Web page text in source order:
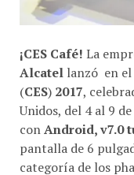
¡CES Café! La
Alcatel lanzó en el
(CES) 2017 ,
Unidos, del 4 al 9
Android, v7.0
pantalla de 6
categoría de los